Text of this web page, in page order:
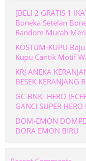
[BELI 2 GRATIS 1
Boneka Setelan
Random Murah
KOSTUM-KUPU
Kupu Cantik Motif
KRJ ANEKA
BESEK KERANJANG
GC-BNK- HERO
GANCI SUPER
DOM-EMON
DORA EMON BIRU